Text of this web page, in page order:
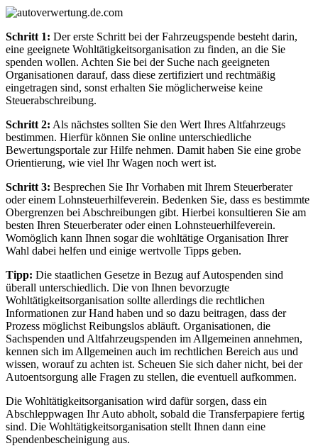
Schritt 1: Der erste Schritt bei der Fahrzeugspende besteht darin,
eine geeignete Wohltätigkeitsorganisation zu finden, an die Sie
spenden wollen. Achten Sie bei der Suche nach geeigneten
Organisationen darauf, dass diese zertifiziert und rechtmäßig
eingetragen sind, sonst erhalten Sie möglicherweise keine
Steuerabschreibung.
Schritt 2: Als nächstes sollten Sie den Wert Ihres Altfahrzeugs
bestimmen. Hierfür können Sie online unterschiedliche
Bewertungsportale zur Hilfe nehmen. Damit haben Sie eine grobe
Orientierung, wie viel Ihr Wagen noch wert ist.
Schritt 3: Besprechen Sie Ihr Vorhaben mit Ihrem Steuerberater
oder einem Lohnsteuerhilfeverein. Bedenken Sie, dass es bestimmte
Obergrenzen bei Abschreibungen gibt. Hierbei konsultieren Sie am
besten Ihren Steuerberater oder einen Lohnsteuerhilfeverein.
Womöglich kann Ihnen sogar die wohltätige Organisation Ihrer
Wahl dabei helfen und einige wertvolle Tipps geben.
Tipp: Die staatlichen Gesetze in Bezug auf Autospenden sind
überall unterschiedlich. Die von Ihnen bevorzugte
Wohltätigkeitsorganisation sollte allerdings die rechtlichen
Informationen zur Hand haben und so dazu beitragen, dass der
Prozess möglichst Reibungslos abläuft. Organisationen, die
Sachspenden und Altfahrzeugspenden im Allgemeinen annehmen,
kennen sich im Allgemeinen auch im rechtlichen Bereich aus und
wissen, worauf zu achten ist. Scheuen Sie sich daher nicht, bei der
Autoentsorgung alle Fragen zu stellen, die eventuell aufkommen.
Die Wohltätigkeitsorganisation wird dafür sorgen, dass ein
Abschleppwagen Ihr Auto abholt, sobald die Transferpapiere fertig
sind. Die Wohltätigkeitsorganisation stellt Ihnen dann eine
Spendenbescheinigung aus.